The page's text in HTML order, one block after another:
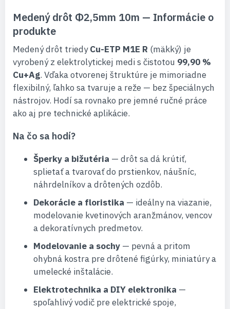
Medený drôt Φ2,5mm 10m — Informácie o
produkte
Medený drôt triedyCu-ETP M1E R (mäkký) je
vyrobený z elektrolytickej medi s čistotou 99,90 %
Cu+Ag. Vďaka otvorenej štruktúre je mimoriadne
flexibilný, ľahko sa tvaruje a reže — bez špeciálnych
nástrojov. Hodí sa rovnako pre jemné ručné práce
ako aj pre technické aplikácie.
Na čo sa hodí?
Šperky a bižutéria — drôt sa dá krútiť,
splietať a tvarovať do prstienkov, náušníc,
náhrdelníkov a drôtených ozdôb.
Dekorácie a floristika — ideálny na viazanie,
modelovanie kvetinových aranžmánov, vencov
a dekoratívnych predmetov.
Modelovanie a sochy — pevná a pritom
ohybná kostra pre drôtené figúrky, miniatúry a
umelecké inštalácie.
Elektrotechnika a DIY elektronika —
spoľahlivý vodič pre elektrické spoje,